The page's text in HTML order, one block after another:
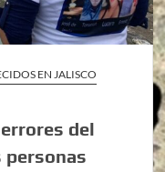
EN JALISCO
del
personas